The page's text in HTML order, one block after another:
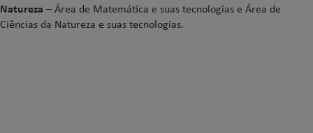
Natureza – Área de Matemática e suas tecnologias e Área de
Ciências da Natureza e suas tecnologias.